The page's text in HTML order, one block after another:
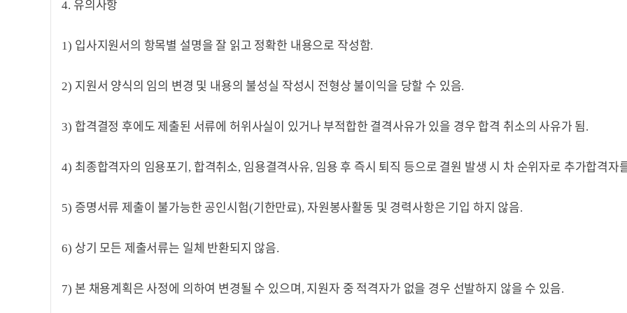
4. 유의사항
1) 입사지원서의 항목별 설명을 잘 읽고 정확한 내용으로 작성함.
2) 지원서 양식의 임의 변경 및 내용의 불성실 작성시 전형상 불이익을 당할 수 있음.
3) 합격결정 후에도 제출된 서류에 허위사실이 있거나 부적합한 결격사유가 있을 경우 합격 취소의 사유가 됨.
4) 최종합격자의 임용포기, 합격취소, 임용결격사유, 임용 후 즉시 퇴직 등으로 결원 발생 시 차 순위자로 추가합격자
5) 증명서류 제출이 불가능한 공인시험(기한만료), 자원봉사활동 및 경력사항은 기입 하지 않음.
6) 상기 모든 제출서류는 일체 반환되지 않음.
7) 본 채용계획은 사정에 의하여 변경될 수 있으며, 지원자 중 적격자가 없을 경우 선발하지 않을 수 있음.